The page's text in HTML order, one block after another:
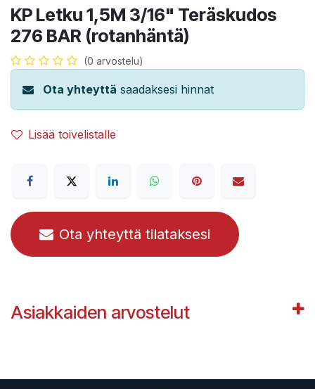
KP Letku 1,5M 3/16" Teräskudos
276 BAR (rotanhäntä)
(0 arvostelu)
Ota yhteyttä saadaksesi hinnat
Lisää toivelistalle
Ota yhteyttä tilataksesi
Asiakkaiden arvostelut